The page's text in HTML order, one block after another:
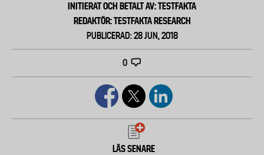
INITIERAT OCH BETALT AV: TESTFAKTA
REDAKTÖR: TESTFAKTA RESEARCH
PUBLICERAD: 28 JUN, 2018
0
LÄS SENARE